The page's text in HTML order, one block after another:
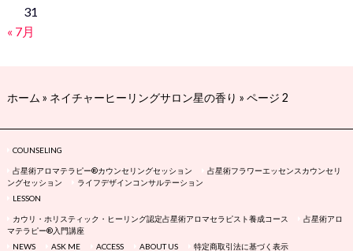
31
« 7月
ホーム » ネイチャーヒーリングサロン星の香り » ページ 2
COUNSELING
占星術アロマテラピー®カウンセリングセッション
占星術フラワーエッセンスカウンセリ
ングセッション
ライフデザインコンサルテーション
LESSON
カウリ・ホリスティック・ヒーリング認定占星術アロマセラピスト養成コース
占星術アロ
マテラピー®入門講座
NEWS
ASK ME ACCESS ABOUT US 特定商取引法に基づく表示